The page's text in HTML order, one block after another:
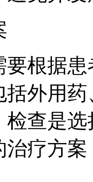
根据
括外用
检查是
治疗方